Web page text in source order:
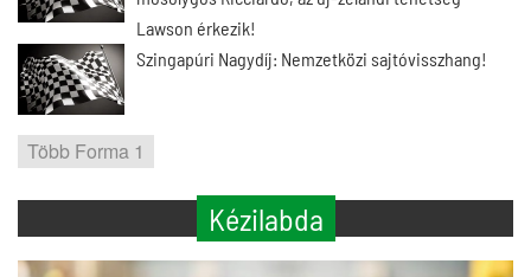
Lawson érkezik!
Szingapúri Nagydíj: Nemzetközi sajtóvisszhang!
Több Forma 1
Kézilabda